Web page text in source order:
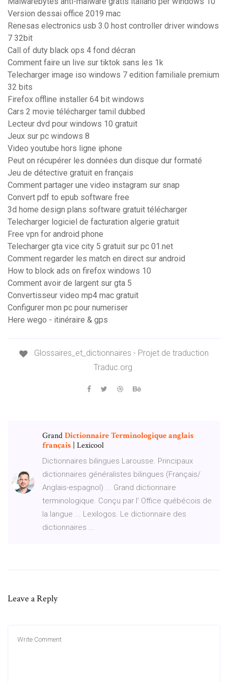
Version dessai office 2019 mac
Renesas electronics usb 3.0 host controller driver windows
7 32bit
Call of duty black ops 4 fond décran
Comment faire un live sur tiktok sans les 1k
Telecharger image iso windows 7 edition familiale premium
32 bits
Firefox offline installer 64 bit windows
Cars 2 movie télécharger tamil dubbed
Lecteur dvd pour windows 10 gratuit
Jeux sur pc windows 8
Video youtube hors ligne iphone
Peut on récupérer les données dun disque dur formaté
Jeu de détective gratuit en français
Comment partager une video instagram sur snap
Convert pdf to epub software free
3d home design plans software gratuit télécharger
Telecharger logiciel de facturation algerie gratuit
Free vpn for android phone
Telecharger gta vice city 5 gratuit sur pc 01.net
Comment regarder les match en direct sur android
How to block ads on firefox windows 10
Comment avoir de largent sur gta 5
Convertisseur video mp4 mac gratuit
Configurer mon pc pour numeriser
Here wego - itinéraire & gps
Glossaires_et_dictionnaires - Projet de traduction
Traduc.org
GrandDictionnaireTerminologiqueanglais
français | Lexicool
Dictionnaires bilingues Larousse. Principaux
dictionnaires généralistes bilingues (Français/
Anglais-espagnol) ... Grand dictionnaire
terminologique. Conçu par l' Office québécois de
la langue ... Lexilogos. Le dictionnaire des
dictionnaires ...
Leave a Reply